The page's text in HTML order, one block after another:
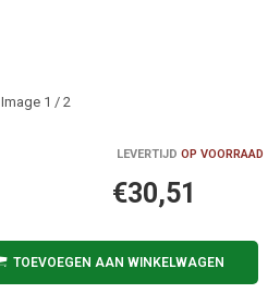
Image 1 / 2
LEVERTIJD OP VOORRAAD
€30,51
TOEVOEGEN AAN WINKELWAGEN